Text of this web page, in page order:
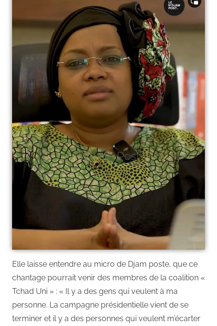
Elle laisse entendre au micro de Djam poste, que ce
chantage pourrait venir des membres de la coalition «
Tchad Uni » : « Il y a des gens qui veulent à ma
personne. La campagne présidentielle vient de se
terminer et il y a des personnes qui veulent m’écarter